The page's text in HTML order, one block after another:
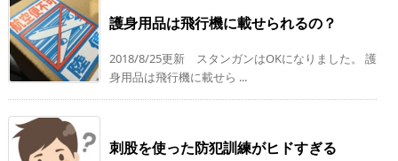
護身用品は飛行機に載せられるの？
2018/8/25更新 スタンガンはOKになりました。 護
身用品は飛行機に載せら ...
刺股を使った防犯訓練がヒドすぎる